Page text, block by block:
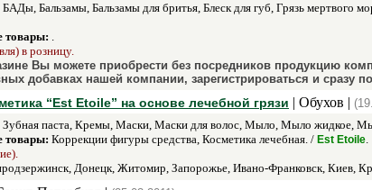
БАДы, Бальзамы, Бальзамы для бритья, Блеск для губ, Грязь мертвого
товары: .
в розницу.
Вы можете приобрести без посредников продукцию
добавках нашей компании, зарегистрироваться и сразу
“Est Etoile” на основе лечебной грязи | Обухов |
Зубная паста, Кремы, Маски, Маски для волос, Мыло, Мыло жидкое,
товары: Коррекции фигуры средства, Косметика лечебная. / Est Etoile.
Донецк, Житомир, Запорожье, Ивано-Франковск, Киев,